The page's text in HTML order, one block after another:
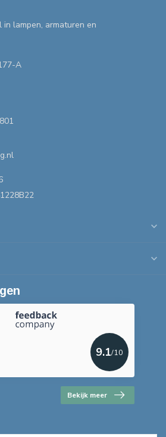
lampen, armaturen en
A
9.1/10
Bekijk meer